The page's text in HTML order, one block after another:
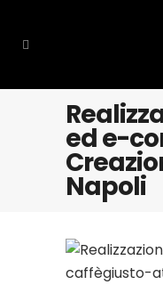
ed e-
Napoli